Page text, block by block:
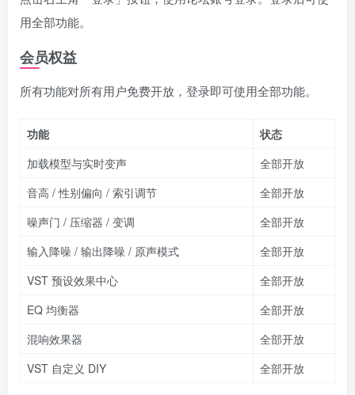
用全部功能。
会员权益
所有功能对所有用户免费开放，登录即可使用全部功能。
功能
状态
加载模型与实时变声
全部开放
音高 / 性别偏向 / 索引调节
全部开放
噪声门 / 压缩器 / 变调
全部开放
输入降噪 / 输出降噪 / 原声模式
全部开放
VST 预设效果中心
全部开放
EQ 均衡器
全部开放
混响效果器
全部开放
VST 自定义 DIY
全部开放